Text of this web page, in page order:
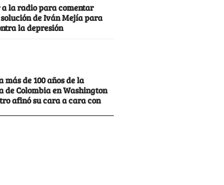
a la radio para comentar
de Iván Mejía para
la depresión
más de 100 años de la
de Colombia en Washington
afinó su cara a cara con